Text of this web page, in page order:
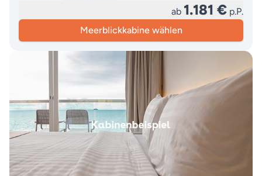
ab 1.181 € p.P.
Meerblickkabine wählen